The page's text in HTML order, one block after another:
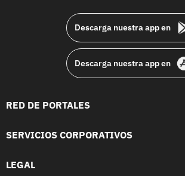
Descarga nuestra app en
Descarga nuestra app en
RED DE PORTALES
SERVICIOS CORPORATIVOS
LEGAL